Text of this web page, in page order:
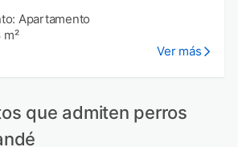
Apartamento
m²
Ver más
que admiten perros